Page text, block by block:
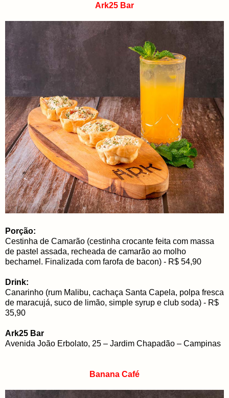
Ark25 Bar
Porção:
Cestinha de Camarão (cestinha crocante feita com massa
de pastel assada, recheada de camarão ao molho
bechamel. Finalizada com farofa de bacon) - R$ 54,90
Drink:
Canarinho (rum Malibu, cachaça Santa Capela, polpa fresca
de maracujá, suco de limão, simple syrup e club soda) - R$
35,90
Ark25 Bar
Avenida João Erbolato, 25 – Jardim Chapadão – Campinas
Banana Café